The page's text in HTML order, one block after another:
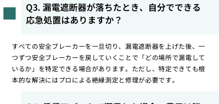
Q3. 漏電遮断器が落ちたとき、自分でできる
応急処置はありますか？
すべての安全ブレーカーを一旦切り、漏電遮断器を上げた後、一
つずつ安全ブレーカーを戻していくことで「どの場所で漏電して
いるか」を特定できる場合があります。ただし、特定できても根
本的な解決にはプロによる絶縁測定と修理が必要です。